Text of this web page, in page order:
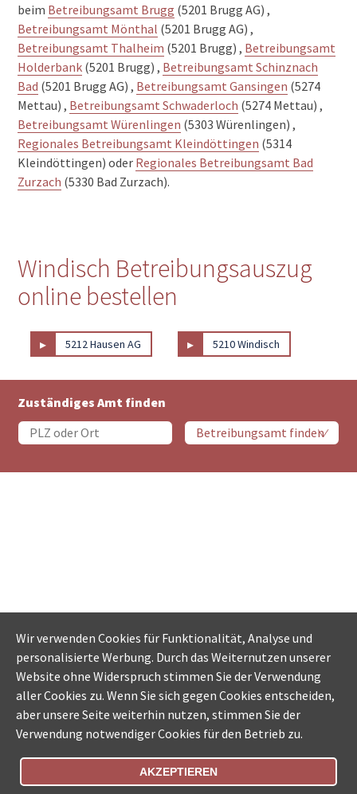
beim Betreibungsamt Brugg (5201 Brugg AG) ,
Betreibungsamt Mönthal (5201 Brugg AG) ,
Betreibungsamt Thalheim (5201 Brugg) , Betreibungsamt
Holderbank (5201 Brugg) , Betreibungsamt Schinznach
Bad (5201 Brugg AG) , Betreibungsamt Gansingen (5274
Mettau) , Betreibungsamt Schwaderloch (5274 Mettau) ,
Betreibungsamt Würenlingen (5303 Würenlingen) ,
Regionales Betreibungsamt Kleindöttingen (5314
Kleindöttingen) oder Regionales Betreibungsamt Bad
Zurzach (5330 Bad Zurzach).
Windisch Betreibungsauszug
online bestellen
▸ 5212 Hausen AG ▸ 5210 Windisch
Zuständiges Amt finden
Wir verwenden Cookies für Funktionalität, Analyse und
personalisierte Werbung. Durch das Weiternutzen unserer
Website ohne Widerspruch stimmen Sie der Verwendung
aller Cookies zu. Wenn Sie sich gegen Cookies entscheiden,
aber unsere Seite weiterhin nutzen, stimmen Sie der
Verwendung notwendiger Cookies für den Betrieb zu.
AKZEPTIEREN